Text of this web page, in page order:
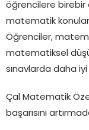
öğrencilere birebir
matematik
Öğrenciler,
matematiksel
sınavlarda daha
Çal Matematik
başarısını